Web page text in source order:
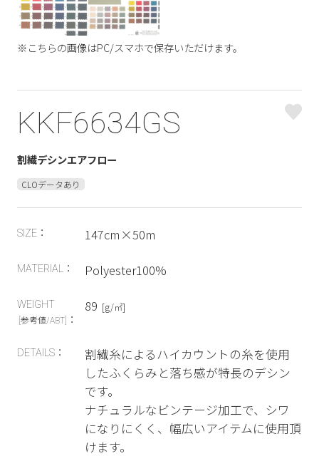
※こちらの画像はPC/スマホで保存いただけます。
KKF6634GS
割繊デシンエアフロー
CLOデータあり
SIZE： 147cm×50m
MATERIAL： Polyester100%
WEIGHT
[参考値/ABT] ：
89 [g/㎡]
DETAILS：
割繊糸によるハイカウントの糸を使用
したふくらみと落ち感が特長のデシン
です。
ナチュラルなビンテージ加工で、シワ
になりにくく、幅広いアイテムに使用頂
けます。